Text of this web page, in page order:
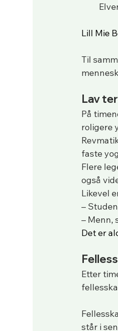
Lill Mie
Til
Lav
På
roligere
faste
Flere
også
Likevel
–
– Menn,
Det er
Etter
står i